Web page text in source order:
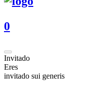
0
Invitado
Eres
invitado sui generis